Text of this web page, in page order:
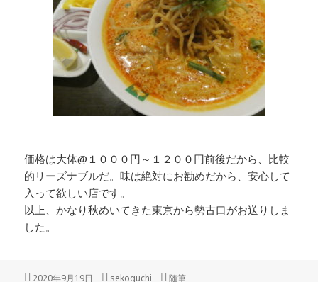
価格は大体@１０００円～１２００円前後だから、比較
的リーズナブルだ。味は絶対にお勧めだから、安心して
入って欲しい店です。
以上、かなり秋めいてきた東京から勢古口がお送りしま
した。
投
2020年9月19日 作
sekoguchi カ
随筆